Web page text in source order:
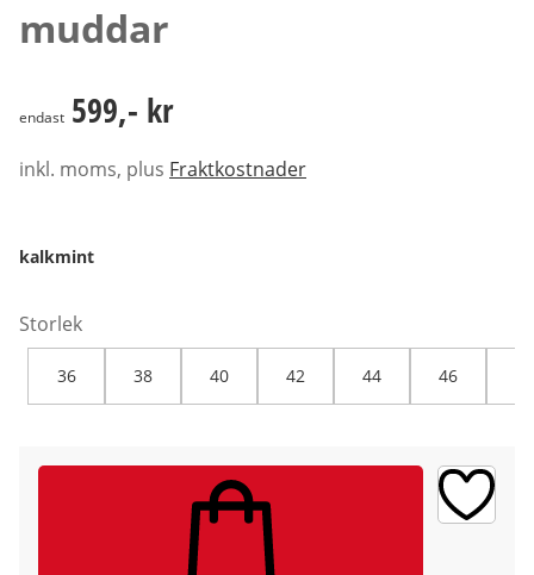
muddar
599,- kr
endast 599,- kr
inkl. moms, plus Fraktkostnader
kalkmint
Storlek
36 38 40 42 44 46